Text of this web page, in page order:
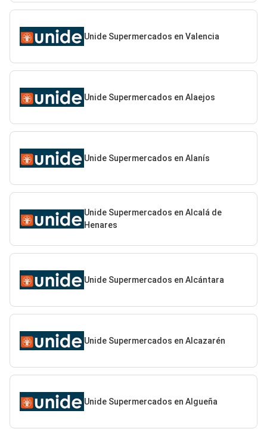
Unide Supermercados en Valencia
Unide Supermercados en Alaejos
Unide Supermercados en Alanís
Unide Supermercados en Alcalá de
Henares
Unide Supermercados en Alcántara
Unide Supermercados en Alcazarén
Unide Supermercados en Algueña